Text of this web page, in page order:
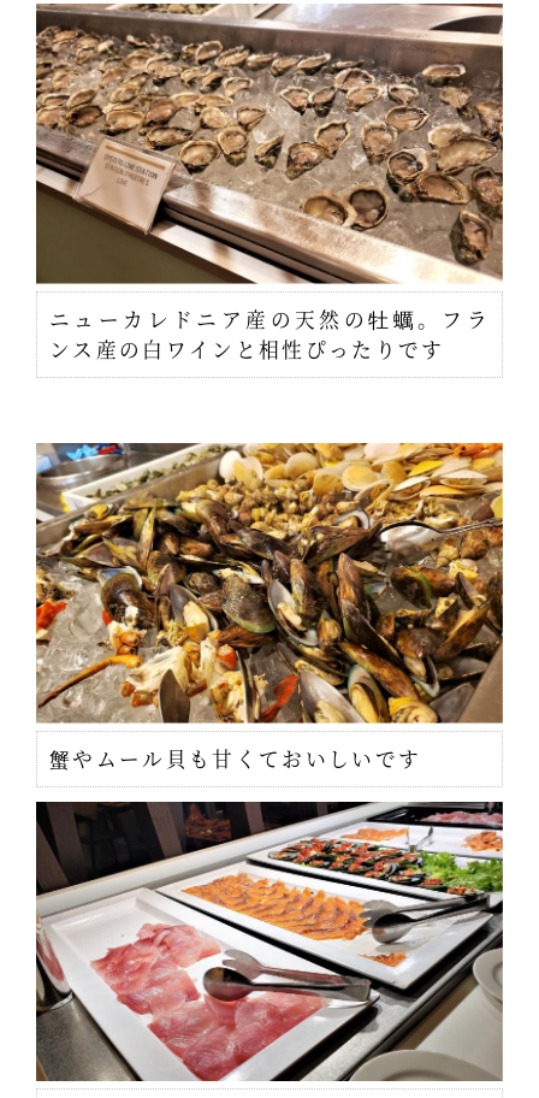
ニューカレドニア産の天然の牡蠣。フラ
ンス産の白ワインと相性ぴったりです
蟹やムール貝も甘くておいしいです